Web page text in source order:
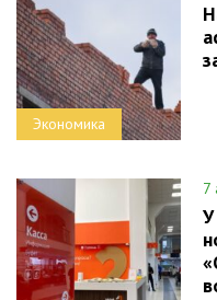
Экономика
7